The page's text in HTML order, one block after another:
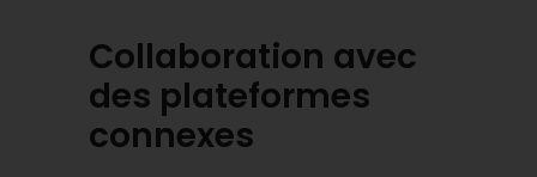
Collaboration avec
des plateformes
connexes